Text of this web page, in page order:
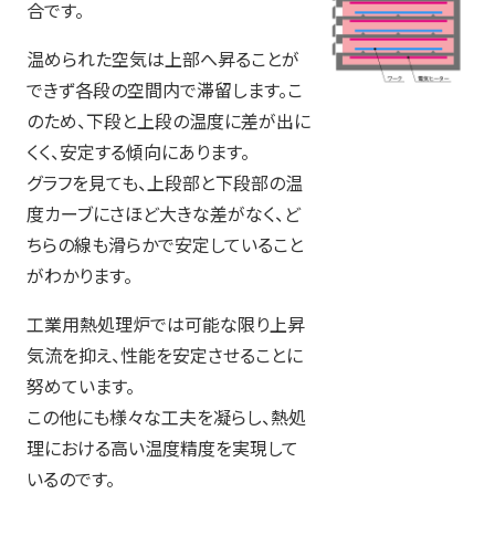
合です。
温められた空気は上部へ昇ることが
できず各段の空間内で滞留します。こ
のため、下段と上段の温度に差が出に
くく、安定する傾向にあります。
グラフを見ても、上段部と下段部の温
度カーブにさほど大きな差がなく、ど
ちらの線も滑らかで安定していること
がわかります。
工業用熱処理炉では可能な限り上昇
気流を抑え、性能を安定させることに
努めています。
この他にも様々な工夫を凝らし、熱処
理における高い温度精度を実現して
いるのです。